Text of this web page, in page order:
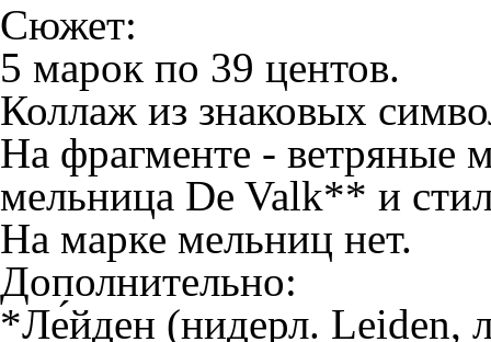
Сюжет:
5 марок по 39 центов.
Коллаж из знаковых
На фрагменте - ветряные
мельница De Valk** и
На марке мельниц нет.
Дополнительно:
*Ле́йден (нидерл. Leiden,